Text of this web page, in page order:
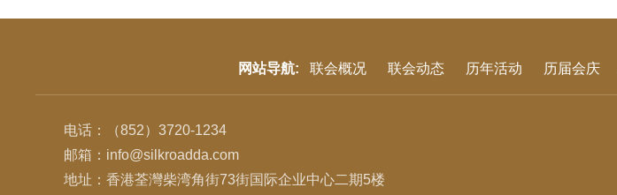
网站导航: 联会概况 联会动态 历年活动 历届会庆
电话：（852）3720-1234
邮箱：info@silkroadda.com
地址：香港荃灣柴湾角街73街国际企业中心二期5楼